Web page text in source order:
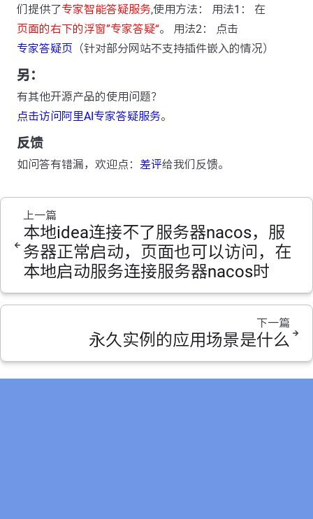
们提供了专家智能答疑服务,使用方法： 用法1： 在
页面的右下的浮窗”专家答疑“。 用法2： 点击
专家答疑页 （针对部分网站不支持插件嵌入的情况）
另：
有其他开源产品的使用问题？
点击访问阿里AI专家答疑服务。
反馈
如问答有错漏，欢迎点： 差评给我们反馈。
上一篇
本地idea连接不了服务器nacos，服
务器正常启动，页面也可以访问，在
本地启动服务连接服务器nacos时
下一篇
永久实例的应用场景是什么